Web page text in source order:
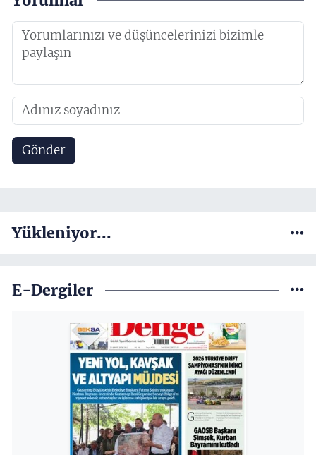
Gönder
Yükleniyor...
E-Dergiler